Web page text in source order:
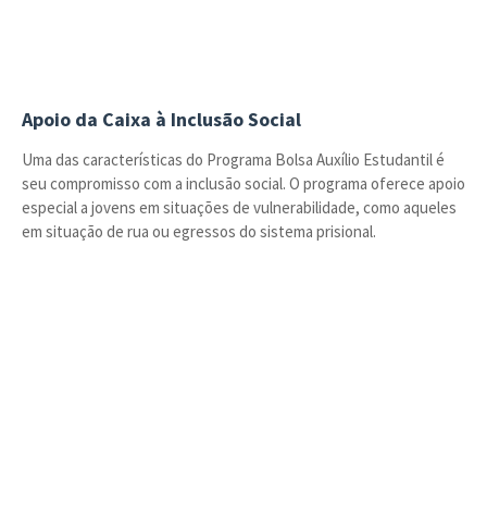
Apoio da Caixa à Inclusão Social
Uma das características do Programa Bolsa Auxílio Estudantil é
seu compromisso com a inclusão social. O programa oferece apoio
especial a jovens em situações de vulnerabilidade, como aqueles
em situação de rua ou egressos do sistema prisional.